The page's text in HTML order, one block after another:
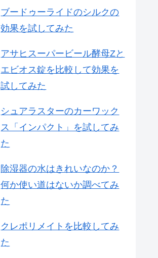
ブードゥーライドのシルクの
効果を試してみた
アサヒスーパービール酵母Zと
エビオス錠を比較して効果を
試してみた
シュアラスターのカーワック
ス「インパクト」を試してみ
た
除湿器の水はきれいなのか？
何か使い道はないか調べてみ
た
クレポリメイトを比較してみ
た